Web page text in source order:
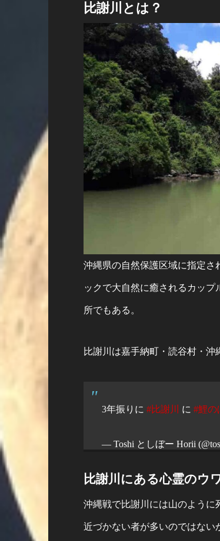
比謝川とは？
沖縄県の自然保護区域に指定さ
ックで大自然に癒されるカッ
所でもある。
比謝川は嘉手納町・読谷村・沖
3年振りに #比謝川 に #鯉の
— Toshi としぼー Horii
比謝川にある心霊のウ
沖縄戦で比謝川には山のように
近づかない者が多いのではない